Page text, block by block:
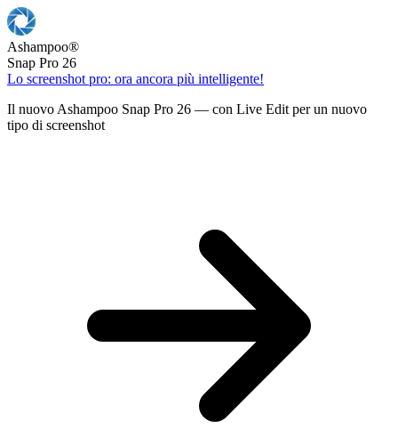
Ashampoo®
Snap Pro 26
Lo screenshot pro: ora ancora più intelligente!
Il nuovo Ashampoo Snap Pro 26 — con Live Edit per un nuovo
tipo di screenshot